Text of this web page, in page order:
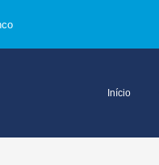
Início